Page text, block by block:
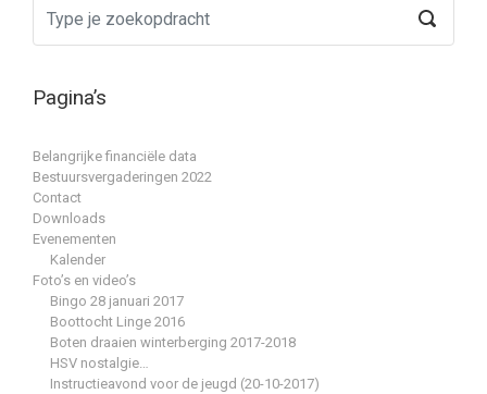
Pagina’s
Belangrijke financiële data
Bestuursvergaderingen 2022
Contact
Downloads
Evenementen
Kalender
Foto’s en video’s
Bingo 28 januari 2017
Boottocht Linge 2016
Boten draaien winterberging 2017-2018
HSV nostalgie…
Instructieavond voor de jeugd (20-10-2017)